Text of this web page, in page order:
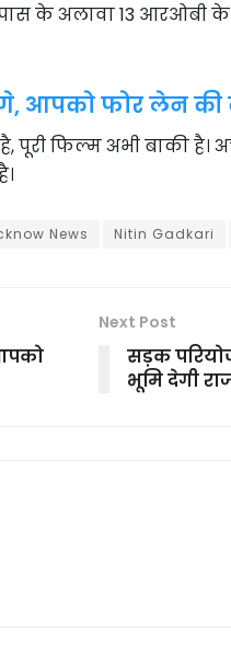
के अलावा 13 आरओबी
आपको फोर लेन की
फिल्म अभी बाकी है।
News Nitin Gadkari
Next Post
सड़क
भूमि देगी